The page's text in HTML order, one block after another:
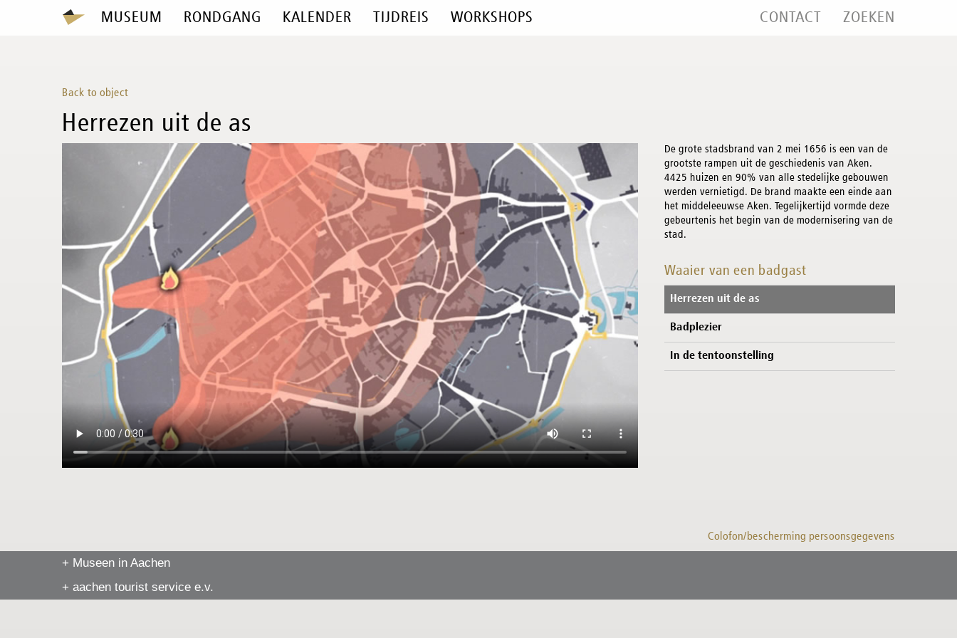
MUSEUM RONDGANG KALENDER TIJDREIS WORKSHOPS CONTACT ZOEKEN
Back to object
Herrezen uit de as
De grote stadsbrand van 2 mei 1656 is een van de
grootste rampen uit de geschiedenis van Aken.
4425 huizen en 90% van alle stedelijke gebouwen
werden vernietigd. De brand maakte een einde aan
het middeleeuwse Aken. Tegelijkertijd vormde deze
gebeurtenis het begin van de modernisering van de
stad.
Waaier van een badgast
Herrezen uit de as
Badplezier
In de tentoonstelling
Colofon/bescherming persoonsgegevens
+ Museen in Aachen
+ aachen tourist service e.v.